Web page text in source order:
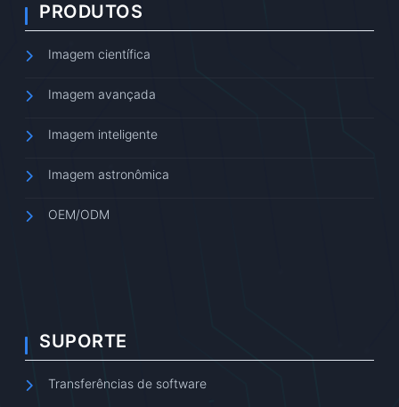
PRODUTOS
Imagem científica
Imagem avançada
Imagem inteligente
Imagem astronômica
OEM/ODM
SUPORTE
Transferências de software